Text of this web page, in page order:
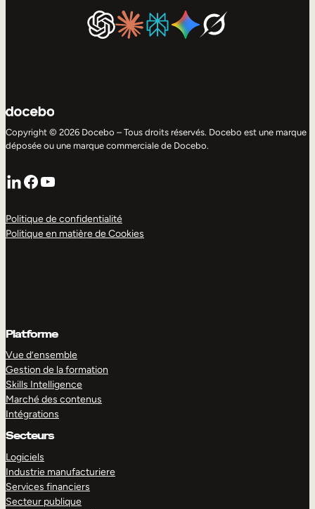
Copyright © 2026 Docebo – Tous droits réservés. Docebo est une marque
déposée ou une marque commerciale de Docebo.
LinkedIn
Facebook
YouTube
Politique de confidentialité
Politique en matière de Cookies
Platforme
Vue d’ensemble
Gestion de la formation
Skills Intelligence
Marché des contenus
Intégrations
Secteurs
Logiciels
Industrie manufacturiere
Services financiers
Secteur publique